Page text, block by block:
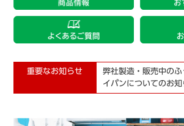
重要なお知らせ
弊社製造・販売中の
イパンについてのお知